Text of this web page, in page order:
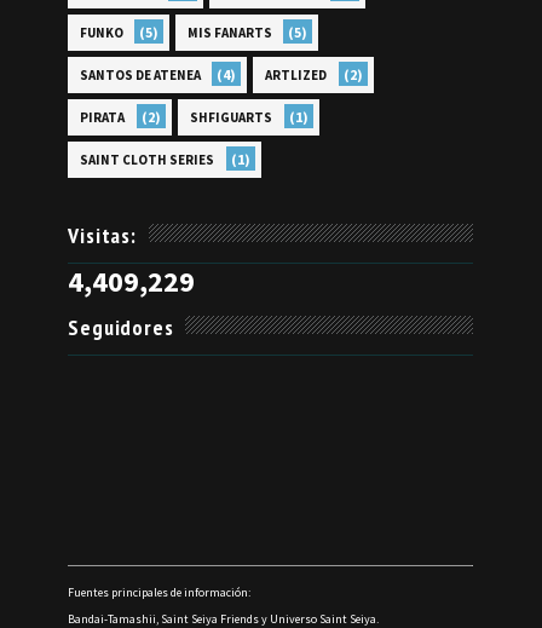
FUNKO (5) MIS FANARTS (5)
SANTOS DE ATENEA (4) ARTLIZED (2)
PIRATA (2) SHFIGUARTS (1)
SAINT CLOTH SERIES (1)
Visitas:
4,409,229
Seguidores
Fuentes principales de información:
Bandai-Tamashii, Saint Seiya Friends y Universo Saint Seiya.